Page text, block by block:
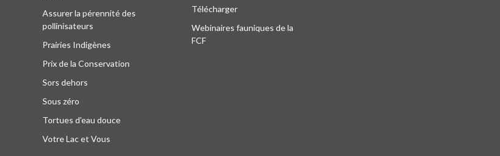
Assurer la pérennité des
pollinisateurs
Prairies Indigènes
Prix de la Conservation
Sors dehors
Sous zéro
Tortues d'eau douce
Votre Lac et Vous
Télécharger
Webinaires fauniques de la
FCF